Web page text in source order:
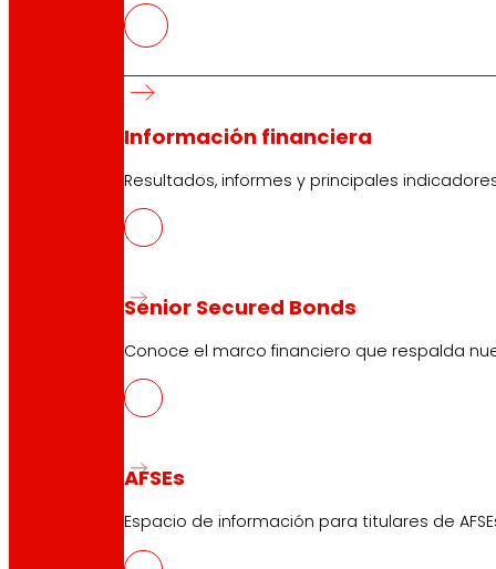
Información financiera
Resultados, informes y principales
Senior Secured Bonds
Conoce el marco financiero que respalda
AFSEs
Espacio de información para titulares de